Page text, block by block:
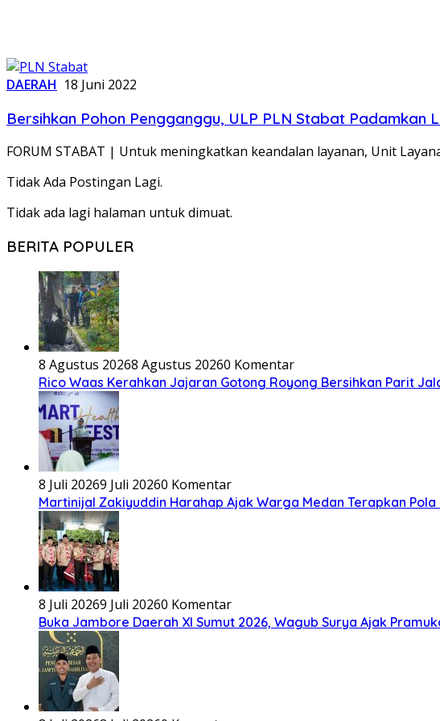
DAERAH 18 Juni 2022
Bersihkan Pohon Pengganggu, ULP PLN Stabat Padamkan
FORUM STABAT | Untuk meningkatkan keandalan layanan, Unit
Tidak Ada Postingan Lagi.
Tidak ada lagi halaman untuk dimuat.
BERITA POPULER
8 Agustus 20268 Agustus 20260 Komentar
Rico Waas Kerahkan Jajaran Gotong Royong Bersihkan Parit
8 Juli 20269 Juli 20260 Komentar
Martinijal Zakiyuddin Harahap Ajak Warga Medan Terapkan
8 Juli 20269 Juli 20260 Komentar
Buka Jambore Daerah XI Sumut 2026, Wagub Surya Ajak